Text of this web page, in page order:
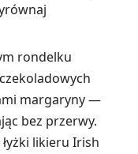
rondelku
margaryny —
bez przerwy.
likieru Irish